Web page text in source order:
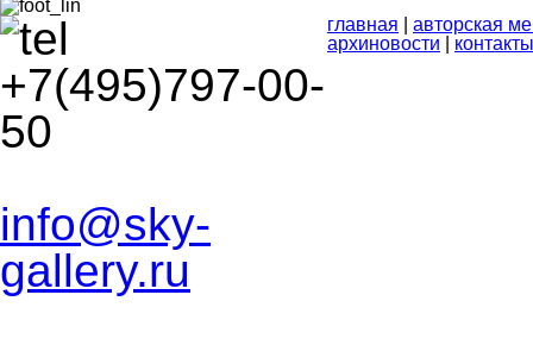
+7(495)797-00-
50
info@sky-
gallery.ru
главная
авторская
архиновости
контакты